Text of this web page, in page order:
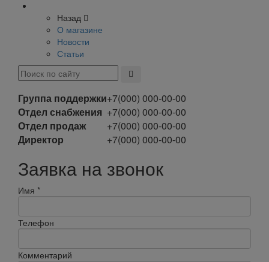
Назад
О магазине
Новости
Статьи
Группа поддержки+7(000) 000-00-00
Отдел снабжения +7(000) 000-00-00
Отдел продаж
+7(000) 000-00-00
Директор
+7(000) 000-00-00
Заявка на звонок
Имя *
Телефон
Комментарий